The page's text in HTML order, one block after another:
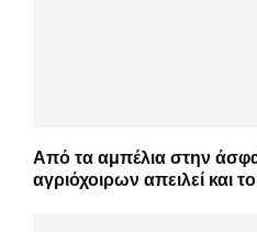
Από τα αμπέλια στην
αγριόχοιρων απειλεί και